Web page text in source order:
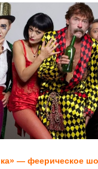
— феерическое